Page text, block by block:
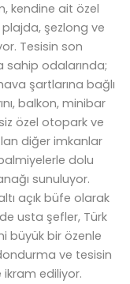
kendine ait özel
plajda, şezlong ve
Tesisin son
odalarında;
şartlarına bağlı
balkon, minibar
özel otopark ve
diğer imkanlar
dolu
sunuluyor.
açık büfe olarak
usta şefler, Türk
büyük bir özenle
ve tesisin
ediliyor.